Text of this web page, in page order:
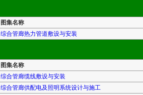
图集名称
综合管廊热力管道敷设与安装
图集名称
综合管廊缆线敷设与安装
综合管廊供配电及照明系统设计与施工